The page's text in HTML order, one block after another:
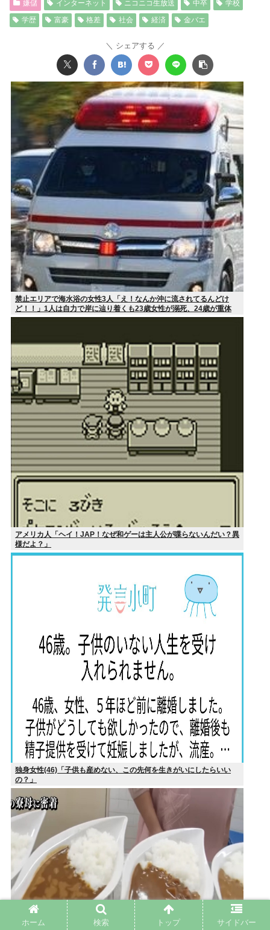
嫌儲 インターネット ニコニコ生放送 中卒
学校
学歴
富豪 格差 社会 経済 金バエ
シェアする
禁止エリアで海水浴の女性3人「え！なんか沖に流されてるんどけ
ど！！」1人は自力で岸に辿り着くも23歳女性が溺死、24歳が重体
アメリカ人「ヘイ！JAP！なぜ和ゲーは主人公が喋らないんだい？異
様だよ？」
独身女性(46)「子供も産めない、この先何を生きがいにしたらいい
の？」
ホーム 検索 トップ サイドバー